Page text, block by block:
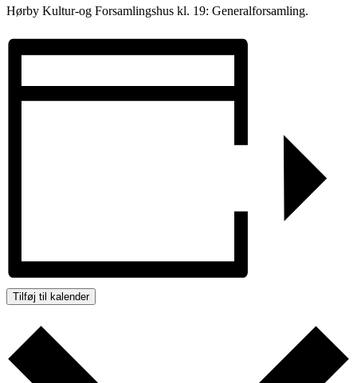
Hørby Kultur-og Forsamlingshus kl. 19: Generalforsamling.
Tilføj til kalender